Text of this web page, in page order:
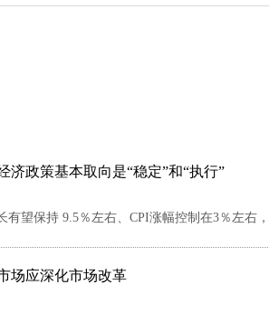
济政策基本取向是“稳定”和“执行”
有望保持 9.5％左右、CPI涨幅控制在3％左右
场应深化市场改革